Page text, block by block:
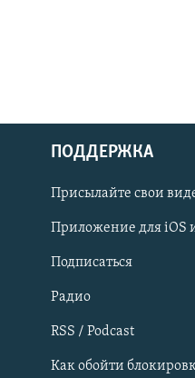
Українською
Qırımtatar
ПРИСОЕДИНЯЙТЕСЬ!
ПОДДЕРЖКА
Присылайте свои
Приложение для iOS
Подписаться
Радио
RSS / Podcast
Как обойти